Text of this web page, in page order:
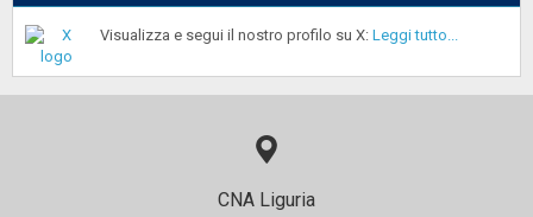
Visualizza e segui il nostro profilo su X: Leggi tutto...
CNA Liguria